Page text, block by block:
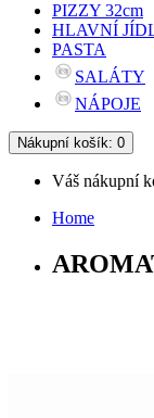
PIZZY 32cm
HLAVNÍ
PASTA
SALÁTY
NÁPOJE
Nákupní košík: 0
Váš nákupní
Home